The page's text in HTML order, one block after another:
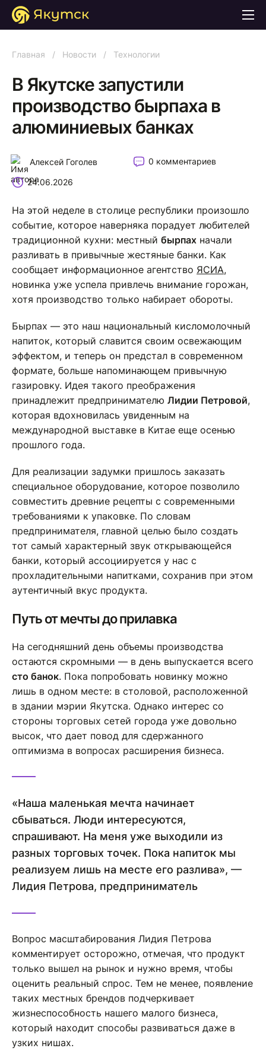
Главная / Новости / Технологии
В Якутске запустили
производство бырпаха в
алюминиевых банках
Алексей Гоголев 0 комментариев
24.06.2026
На этой неделе в столице республики произошло
событие, которое наверняка порадует любителей
традиционной кухни: местный бырпах начали
разливать в привычные жестяные банки. Как
сообщает информационное агентство ЯСИА,
новинка уже успела привлечь внимание горожан,
хотя производство только набирает обороты.
Бырпах — это наш национальный кисломолочный
напиток, который славится своим освежающим
эффектом, и теперь он предстал в современном
формате, больше напоминающем привычную
газировку. Идея такого преображения
принадлежит предпринимателю Лидии Петровой,
которая вдохновилась увиденным на
международной выставке в Китае еще осенью
прошлого года.
Для реализации задумки пришлось заказать
специальное оборудование, которое позволило
совместить древние рецепты с современными
требованиями к упаковке. По словам
предпринимателя, главной целью было создать
тот самый характерный звук открывающейся
банки, который ассоциируется у нас с
прохладительными напитками, сохранив при этом
аутентичный вкус продукта.
Путь от мечты до прилавка
На сегодняшний день объемы производства
остаются скромными — в день выпускается всего
сто банок. Пока попробовать новинку можно
лишь в одном месте: в столовой, расположенной
в здании мэрии Якутска. Однако интерес со
стороны торговых сетей города уже довольно
высок, что дает повод для сдержанного
оптимизма в вопросах расширения бизнеса.
«Наша маленькая мечта начинает
сбываться. Люди интересуются,
спрашивают. На меня уже выходили из
разных торговых точек. Пока напиток мы
реализуем лишь на месте его разлива», —
Лидия Петрова, предприниматель
Вопрос масштабирования Лидия Петрова
комментирует осторожно, отмечая, что продукт
только вышел на рынок и нужно время, чтобы
оценить реальный спрос. Тем не менее, появление
таких местных брендов подчеркивает
жизнеспособность нашего малого бизнеса,
который находит способы развиваться даже в
узких нишах.